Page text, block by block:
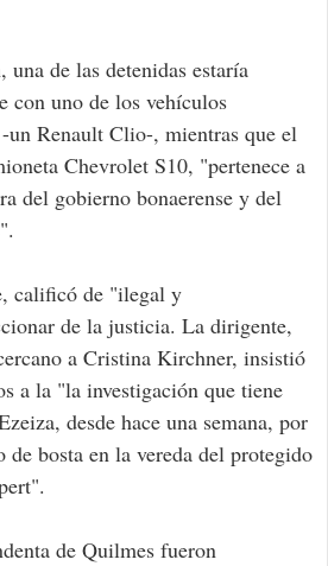
una de las detenidas estaría
con uno de los vehículos
un Renault Clio-, mientras que el
Chevrolet S10, "pertenece a
del gobierno bonaerense y del
calificó de "ilegal y
de la justicia. La dirigente,
a Cristina Kirchner, insistió
a la "la investigación que tiene
desde hace una semana, por
de bosta en la vereda del protegido
de Quilmes fueron